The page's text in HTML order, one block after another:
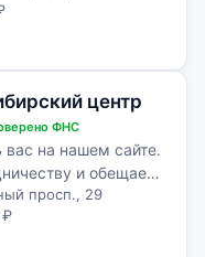
центр
ФНС
на нашем сайте.
и обещаем
чтобы это
вам
просп., 29
₽